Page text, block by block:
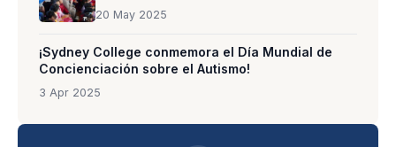
20 May 2025
¡Sydney College conmemora el Día Mundial de
Concienciación sobre el Autismo!
3 Apr 2025